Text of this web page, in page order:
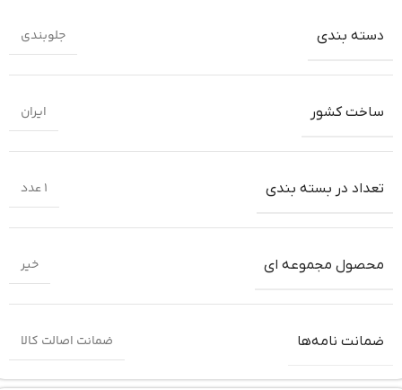
دسته بندی جلوبندی
ساخت کشور ایران
تعداد در بسته بندی 1 عدد
محصول مجموعه ای خیر
ضمانت‌ نامه‌ها ضمانت اصالت کالا